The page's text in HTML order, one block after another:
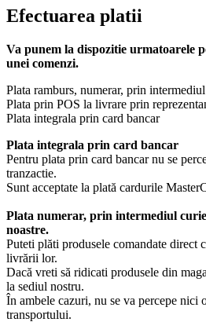
Efectuarea platii
Va punem la dispozitie urmatoarele
unei comenzi.
Plata ramburs, numerar, prin
Plata prin POS la livrare prin
Plata integrala prin card bancar
Plata integrala prin card bancar
Pentru plata prin card bancar nu se
tranzactie.
Sunt acceptate la plată cardurile
Plata numerar, prin intermediul
noastre.
Puteti plăti produsele comandate direct
livrării lor.
Dacă vreti să ridicati produsele din
la sediul nostru.
În ambele cazuri, nu se va percepe nici
transportului.